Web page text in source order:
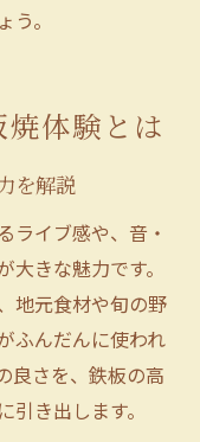
。
体験とは
を解説
ライブ感や、音・
きな魅力です。
地元食材や旬の野
ふんだんに使われ
良さを、鉄板の高
き出します。